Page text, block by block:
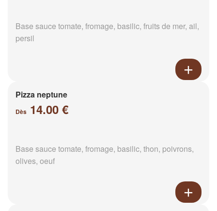
Base sauce tomate, fromage, basilic, fruits de mer, ail,
persil
Pizza neptune
Dès 14.00 €
Base sauce tomate, fromage, basilic, thon, poivrons,
olives, oeuf